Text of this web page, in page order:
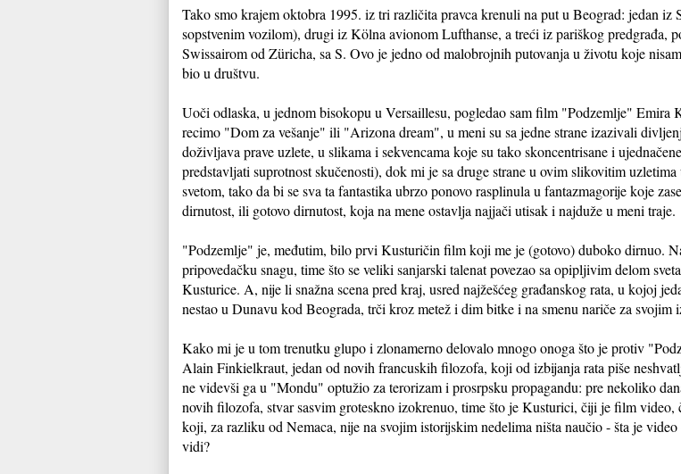
Tako smo krajem oktobra 1995. iz tri različita pravca krenuli na put u Beograd: jedan
sopstvenim vozilom), drugi iz Kölna avionom Lufthanse, a treći iz pariškog predgrađa,
Swissairom od Züricha, sa S. Ovo je jedno od malobrojnih putovanja u životu koje
bio u društvu.
Uoči odlaska, u jednom bisokopu u Versaillesu, pogledao sam film "Podzemlje" Emira
recimo "Dom za vešanje" ili "Arizona dream", u meni su sa jedne strane izazivali
doživljava prave uzlete, u slikama i sekvencama koje su tako skoncentrisane i
predstavljati suprotnost skučenosti), dok mi je sa druge strane u ovim slikovitim
svetom, tako da bi se sva ta fantastika ubrzo ponovo rasplinula u fantazmagorije koje
dirnutost, ili gotovo dirnutost, koja na mene ostavlja najjači utisak i najduže u meni traje.
"Podzemlje" je, međutim, bilo prvi Kusturičin film koji me je (gotovo) duboko dirnuo.
pripovedačku snagu, time što se veliki sanjarski talenat povezao sa opipljivim delom
Kusturice. A, nije li snažna scena pred kraj, usred najžešćeg građanskog rata, u kojoj
nestao u Dunavu kod Beograda, trči kroz metež i dim bitke i na smenu nariče za
Kako mi je u tom trenutku glupo i zlonamerno delovalo mnogo onoga što je protiv
Alain Finkielkraut, jedan od novih francuskih filozofa, koji od izbijanja rata piše
ne videvši ga u "Mondu" optužio za terorizam i prosrpsku propagandu: pre nekoliko
novih filozofa, stvar sasvim groteskno izokrenuo, time što je Kusturici, čiji je film
koji, za razliku od Nemaca, nije na svojim istorijskim nedelima ništa naučio - šta je
vidi?